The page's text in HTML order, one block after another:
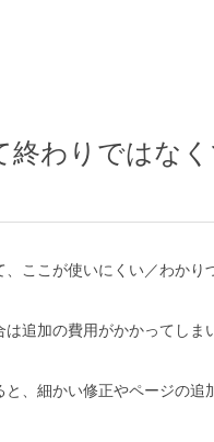
終わりではな
ここが使いにくい／わかり
追加の費用がかかってしま
、細かい修正やページの追